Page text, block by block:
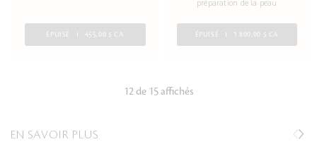
ÉPUISÉ 455,00 $ CA
préparation de la peau
ÉPUISÉ 1 800,00 $ CA
12 de 15 affichés
EN SAVOIR PLUS